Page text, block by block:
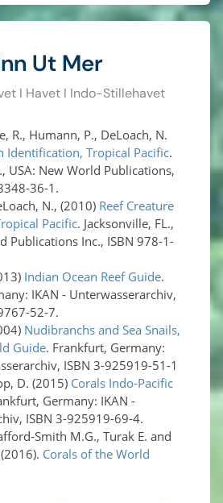
Ut Mer
I Havet I Indo-Stillehavet
R., Humann, P., DeLoach, N.
Identification, Tropical Pacific.
USA: New World Publications,
36-1.
N., (2010) Reef Creature
Pacific. Jacksonville, FL.,
Publications Inc., ISBN 978-1-
Indian Ocean Reef Guide.
IKAN - Unterwasserarchiv,
52-7.
Nudibranchs and Sea Snails,
Guide. Frankfurt, Germany:
ISBN 3-925919-51-1
D. (2015) Corals Indo-Pacific
Germany: IKAN -
ISBN 3-925919-69-4.
Smith M.G., Turak E. and
Corals of the World